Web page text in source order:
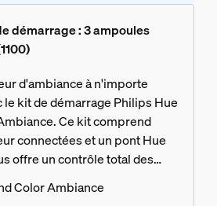
démarrage : 3 ampoules
d'ambiance à n'importe
kit de démarrage Philips Hue
Ce kit comprend
connectées et un pont Hue
offre un contrôle total des
à l'application Hue et une
Color Ambiance